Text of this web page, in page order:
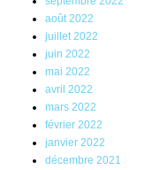
août 2022
juillet 2022
juin 2022
mai 2022
avril 2022
mars 2022
février 2022
janvier 2022
décembre 2021